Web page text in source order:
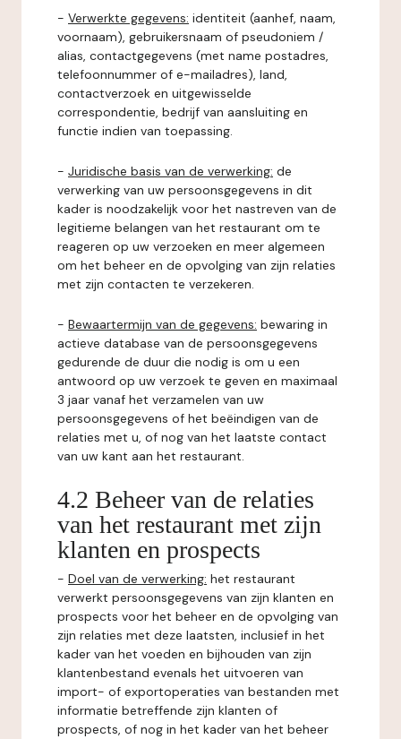
- Verwerkte gegevens: identiteit (aanhef, naam,
voornaam), gebruikersnaam of pseudoniem /
alias, contactgegevens (met name postadres,
telefoonnummer of e-mailadres), land,
contactverzoek en uitgewisselde
correspondentie, bedrijf van aansluiting en
functie indien van toepassing.
- Juridische basis van de verwerking: de
verwerking van uw persoonsgegevens in dit
kader is noodzakelijk voor het nastreven van de
legitieme belangen van het restaurant om te
reageren op uw verzoeken en meer algemeen
om het beheer en de opvolging van zijn relaties
met zijn contacten te verzekeren.
- Bewaartermijn van de gegevens: bewaring in
actieve database van de persoonsgegevens
gedurende de duur die nodig is om u een
antwoord op uw verzoek te geven en maximaal
3 jaar vanaf het verzamelen van uw
persoonsgegevens of het beëindigen van de
relaties met u, of nog van het laatste contact
van uw kant aan het restaurant.
4.2 Beheer van de relaties
van het restaurant met zijn
klanten en prospects
- Doel van de verwerking: het restaurant
verwerkt persoonsgegevens van zijn klanten en
prospects voor het beheer en de opvolging van
zijn relaties met deze laatsten, inclusief in het
kader van het voeden en bijhouden van zijn
klantenbestand evenals het uitvoeren van
import- of exportoperaties van bestanden met
informatie betreffende zijn klanten of
prospects, of nog in het kader van het beheer